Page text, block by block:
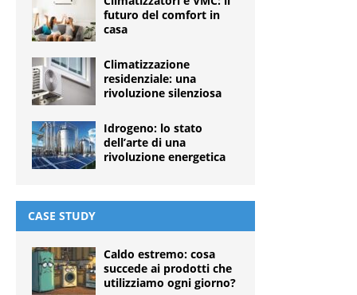
futuro del comfort in
casa
Climatizzazione
residenziale: una
rivoluzione silenziosa
Idrogeno: lo stato
dell’arte di una
rivoluzione energetica
CASE STUDY
Caldo estremo: cosa
succede ai prodotti che
utilizziamo ogni giorno?